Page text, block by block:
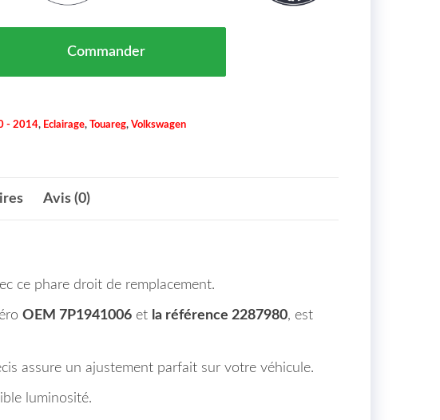
Commander
- 2014, Eclairage, Touareg, Volkswagen
Avis (0)
ce phare droit de remplacement.
OEM 7P1941006 et la référence 2287980, est
assure un ajustement parfait sur votre véhicule.
luminosité.